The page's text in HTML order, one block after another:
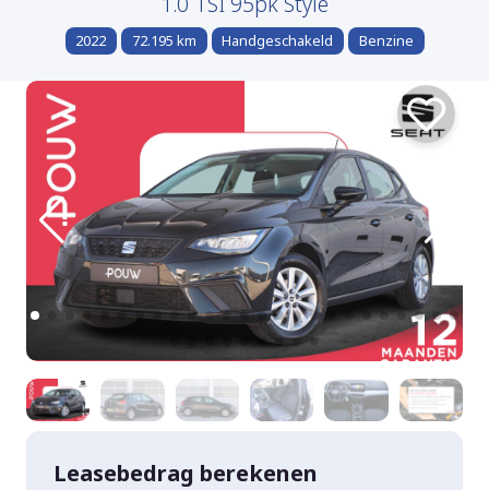
2022 72.195 km Handgeschakeld Benzine
Leasebedrag berekenen